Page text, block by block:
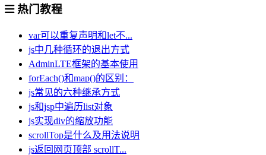
热门教程
var可以重复声明和let不...
js中几种循环的退出方式
AdminLTE框架的基本使用
forEach()和map()的区别：
js常见的六种继承方式
js和jsp中遍历list对象
js实现div的缩放功能
scrollTop是什么及用法说明
js返回网页顶部 scrollT...